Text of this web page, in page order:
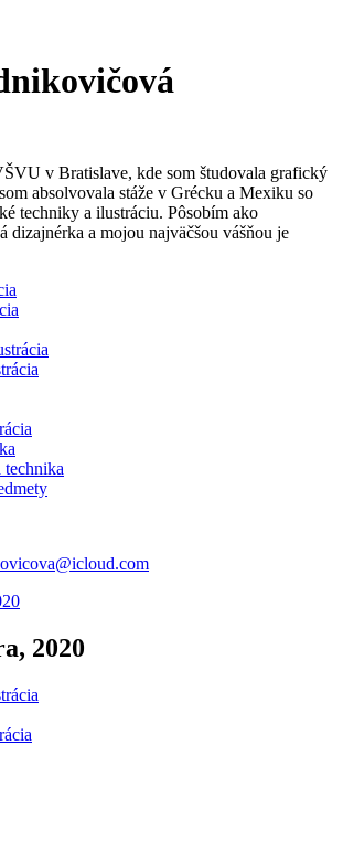
v Bratislave, kde som študovala grafický
absolvovala stáže v Grécku a Mexiku so
techniky a ilustráciu. Pôsobím ako
dizajnérka a mojou najväčšou vášňou je
2020